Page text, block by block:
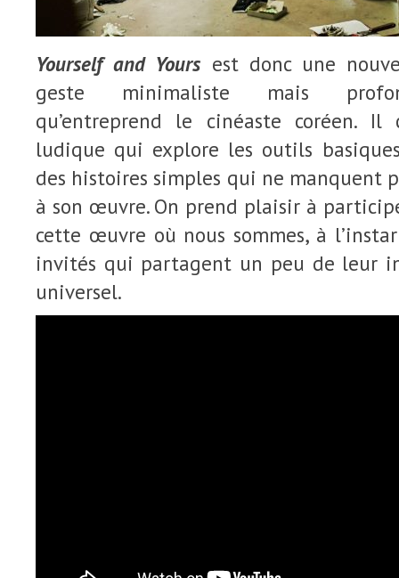
Yourself and Yours est donc une
geste minimaliste mais
qu’entreprend le cinéaste coréen. Il
ludique qui explore les outils
des histoires simples qui ne manquent
à son œuvre. On prend plaisir à
cette œuvre où nous sommes, à
invités qui partagent un peu de leur
universel.